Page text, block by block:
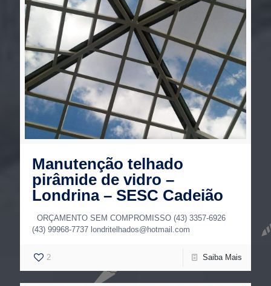
Manutenção telhado
pirâmide de vidro –
Londrina – SESC Cadeião
ORÇAMENTO SEM COMPROMISSO (43) 3357-6926
(43) 99968-7737 londritelhados@hotmail.com
2 Saiba Mais